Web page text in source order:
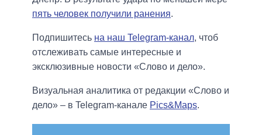
пять человек получили ранения.
Подпишитесь на наш Telegram-канал, чтоб
отслеживать самые интересные и
эксклюзивные новости «Слово и дело».
Визуальная аналитика от редакции «Слово и
дело» – в Telegram-канале Pics&Maps.